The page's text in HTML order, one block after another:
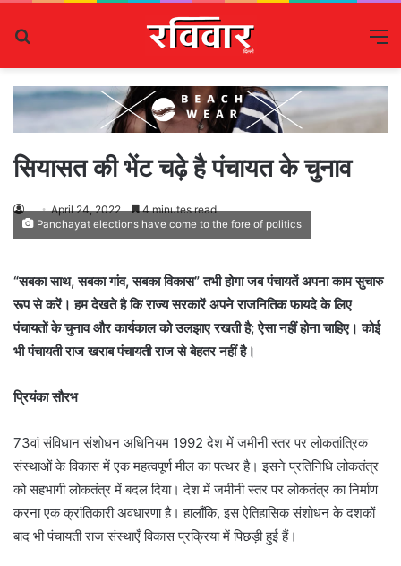
सियासत की भेंट चढ़े है पंचायत के चुनाव
April 24, 2022 4 minutes read
Panchayat elections have come to the fore of politics
“सबका साथ, सबका गांव, सबका विकास” तभी होगा जब पंचायतें अपना काम सुचारु
रूप से करें। हम देखते है कि राज्य सरकारें अपने राजनितिक फायदे के लिए
पंचायतों के चुनाव और कार्यकाल को उलझाए रखती है; ऐसा नहीं होना चाहिए। कोई
भी पंचायती राज खराब पंचायती राज से बेहतर नहीं है।
प्रियंका सौरभ
73वां संविधान संशोधन अधिनियम 1992 देश में जमीनी स्तर पर लोकतांत्रिक
संस्थाओं के विकास में एक महत्वपूर्ण मील का पत्थर है। इसने प्रतिनिधि लोकतंत्र
को सहभागी लोकतंत्र में बदल दिया। देश में जमीनी स्तर पर लोकतंत्र का निर्माण
करना एक क्रांतिकारी अवधारणा है। हालाँकि, इस ऐतिहासिक संशोधन के दशकों
बाद भी पंचायती राज संस्थाएँ विकास प्रक्रिया में पिछड़ी हुई हैं।